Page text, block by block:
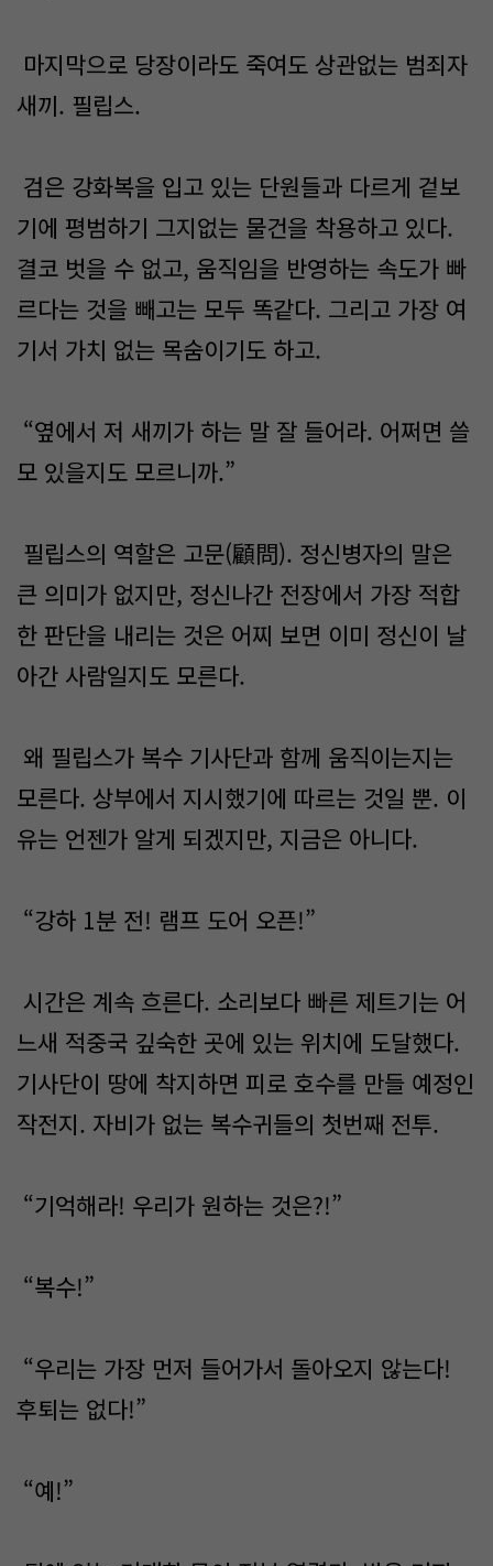
마지막으로 당장이라도 죽여도 상관없는 범죄자
새끼. 필립스.
검은 강화복을 입고 있는 단원들과 다르게 겉보
기에 평범하기 그지없는 물건을 착용하고 있다.
결코 벗을 수 없고, 움직임을 반영하는 속도가 빠
르다는 것을 빼고는 모두 똑같다. 그리고 가장 여
기서 가치 없는 목숨이기도 하고.
“옆에서 저 새끼가 하는 말 잘 들어라. 어쩌면 쓸
모 있을지도 모르니까.”
필립스의 역할은 고문(顧問). 정신병자의 말은
큰 의미가 없지만, 정신나간 전장에서 가장 적합
한 판단을 내리는 것은 어찌 보면 이미 정신이 날
아간 사람일지도 모른다.
왜 필립스가 복수 기사단과 함께 움직이는지는
모른다. 상부에서 지시했기에 따르는 것일 뿐. 이
유는 언젠가 알게 되겠지만, 지금은 아니다.
“강하 1분 전! 램프 도어 오픈!”
시간은 계속 흐른다. 소리보다 빠른 제트기는 어
느새 적중국 깊숙한 곳에 있는 위치에 도달했다.
기사단이 땅에 착지하면 피로 호수를 만들 예정인
작전지. 자비가 없는 복수귀들의 첫번째 전투.
“기억해라! 우리가 원하는 것은?!”
“복수!”
“우리는 가장 먼저 들어가서 돌아오지 않는다!
후퇴는 없다!”
“예!”